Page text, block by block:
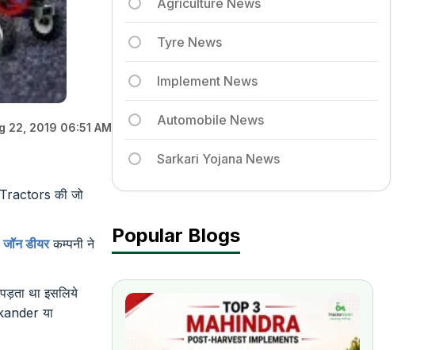
22, 2019 06:51 AM
की जो
जॉन डीयरकम्पनी ने
था इसलिये
या
Agriculture News
Tyre News
Implement News
Automobile News
Sarkari Yojana News
Popular Blogs